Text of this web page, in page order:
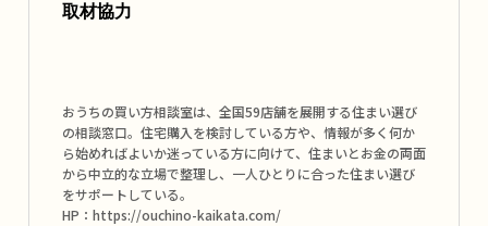
取材協力
おうちの買い方相談室は、全国59店舗を展開する住まい選び
の相談窓口。住宅購入を検討している方や、情報が多く何か
ら始めればよいか迷っている方に向けて、住まいとお金の両面
から中立的な立場で整理し、一人ひとりに合った住まい選び
をサポートしている。
HP： https://ouchino-kaikata.com/